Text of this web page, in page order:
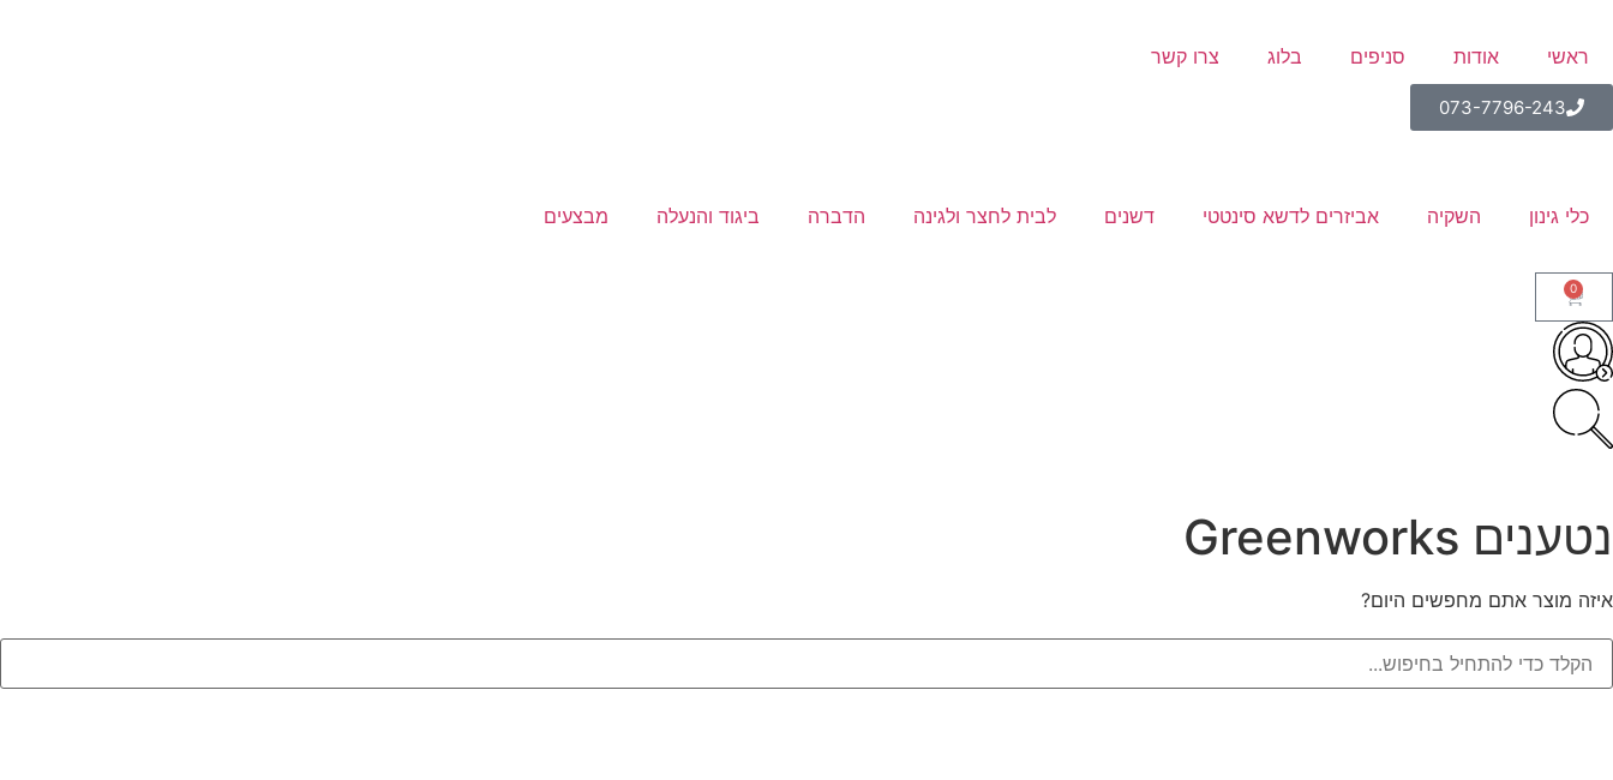
ראשי אודות סניפים בלוג צרו קשר
073-7796-243
כלי גינון השקיה אביזרים לדשא סינטטי דשנים לבית לחצר ולגינה הדברה ביגוד והנעלה מבצעים
0
נטענים Greenworks
איזה מוצר אתם מחפשים היום?